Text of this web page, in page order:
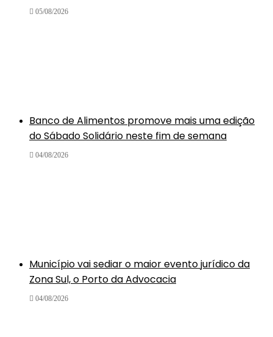
05/08/2026
Banco de Alimentos promove mais uma edição
do Sábado Solidário neste fim de semana
04/08/2026
Município vai sediar o maior evento jurídico da
Zona Sul, o Porto da Advocacia
04/08/2026